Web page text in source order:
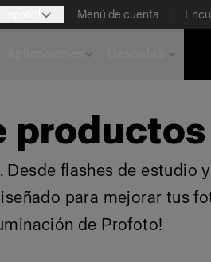
Menú de cuenta
productos
flashes de estudio
para mejorar tus
de Profoto!